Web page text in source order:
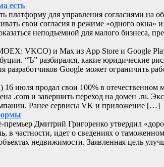
есть
платформу для управления согласиями на
свои согласия в режиме «одного окна»
неподъемной для малого бизнеса,
VKCO) и Max из App Store и Google
“Ъ” разбирался, какие юридические
разработчиков Google может ограничить
июля продал свои 100% в отечественном
.com и завершить переход на домен .ru.
Ранее сервисы VK и приложение […]
премьер Дмитрий Григоренко утвердил
в частности, идет о сведениях о
недвижимости. Заявленная цель